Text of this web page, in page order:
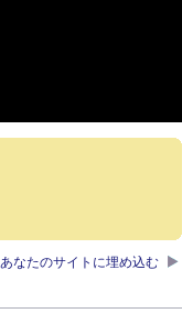
なたのサイトに埋め込む